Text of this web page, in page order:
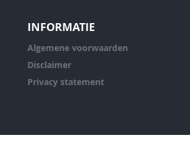
INFORMATIE
Algemene voorwaarden
Disclaimer
Privacy statement